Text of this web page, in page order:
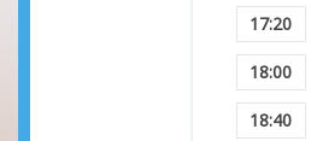
17:20
18:00
18:40